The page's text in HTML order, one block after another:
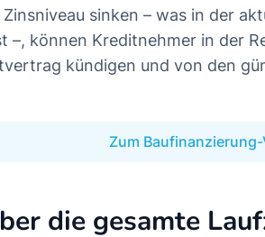
Zinsniveau sinken – was in der
–, können Kreditnehmer in der
kündigen und von den
Zum
die gesamte